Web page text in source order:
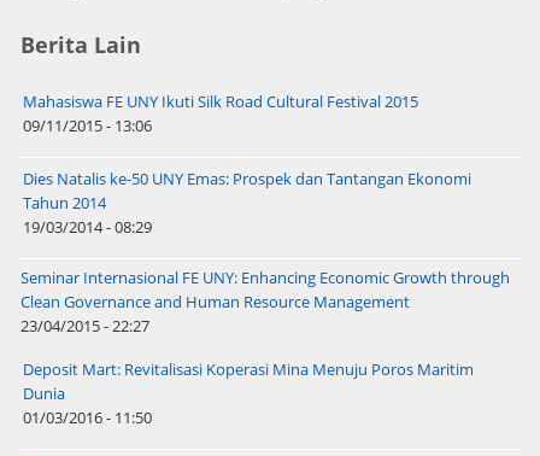
Berita Lain
Mahasiswa FE UNY Ikuti Silk Road Cultural Festival 2015
09/11/2015 - 13:06
Dies Natalis ke-50 UNY Emas: Prospek dan Tantangan Ekonomi
Tahun 2014
19/03/2014 - 08:29
Seminar Internasional FE UNY: Enhancing Economic Growth through
Clean Governance and Human Resource Management
23/04/2015 - 22:27
Deposit Mart: Revitalisasi Koperasi Mina Menuju Poros Maritim
Dunia
01/03/2016 - 11:50